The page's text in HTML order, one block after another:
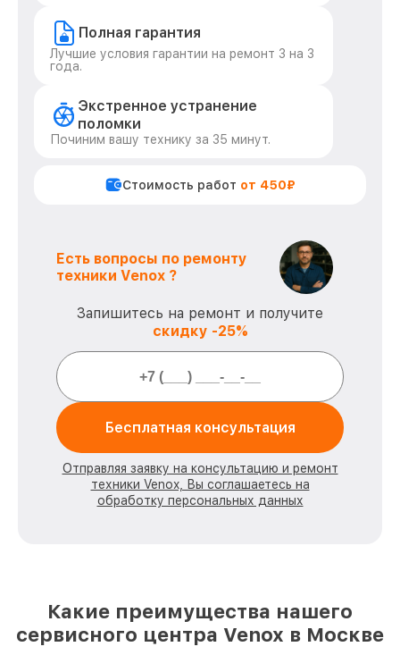
Полная гарантия
Лучшие условия гарантии на ремонт 3 на 3
года.
Экстренное устранение
поломки
Починим вашу технику за 35 минут.
Стоимость работ от 450₽
Есть вопросы по ремонту
техники Venox ?
Запишитесь на ремонт и получите
скидку -25%
Бесплатная консультация
Отправляя заявку на консультацию и ремонт
техники Venox, Вы соглашаетесь на
обработку персональных данных
Какие преимущества нашего
сервисного центра Venox в Москве